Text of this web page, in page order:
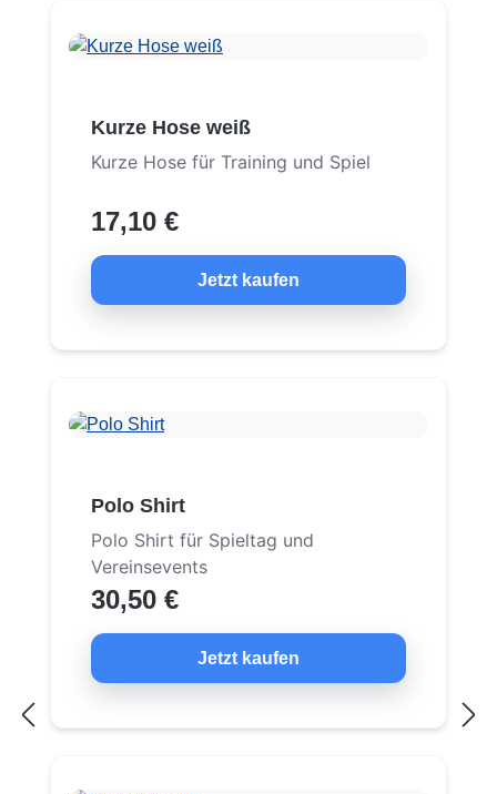
Kurze Hose weiß
Kurze Hose für Training und Spiel
17,10 €
Jetzt kaufen
Polo Shirt
Polo Shirt für Spieltag und
Vereinsevents
30,50 €
Jetzt kaufen